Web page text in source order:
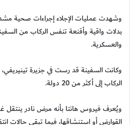
وشهدت عمليات الإجلاء إجراءات صحية
بدلات واقية وأقنعة تنفس الركاب من
والعسكرية.
وكانت السفينة قد رست في جزيرة
الركاب إلى أكثر من 20 دولة.
ويُعرف فيروس هانتا بأنه مرض نادر ينتقل
القوارض أو استنشاقها، فيما تبقى حالات